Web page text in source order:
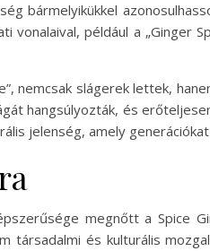
bármelyikükkel
vonalaival, például a „Ginger
nemcsak slágerek lettek,
hangsúlyozták, és
jelenség, amely
megnőtt a Spice
társadalmi és kulturális